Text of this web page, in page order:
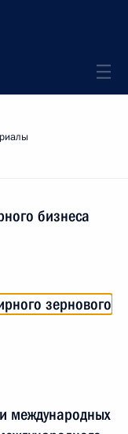
бизнеса
зернового
международных